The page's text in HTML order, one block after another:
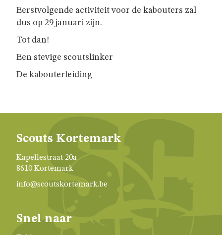
GIVERS
AKABE
LEIDING
Eerstvolgende activiteit voor de kabouters zal
dus op 29 januari zijn.
Tot dan!
Een stevige scoutslinker
De kabouterleiding
Scouts Kortemark
Kapellestraat 20a
8610 Kortemark
info@scoutskortemark.be
Snel naar